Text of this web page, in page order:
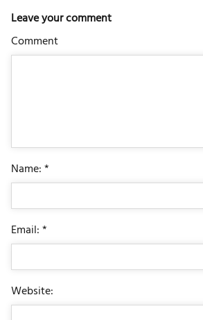
Leave your comment
Comment
Name: *
Email: *
Website: